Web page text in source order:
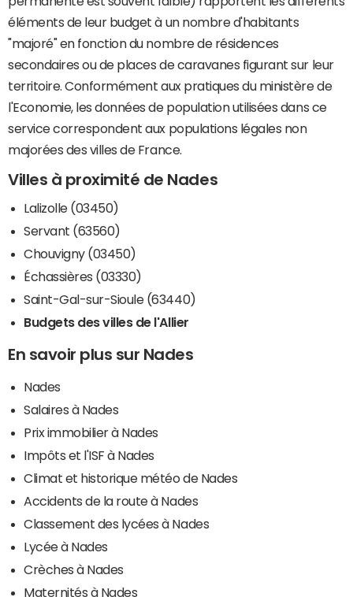
éléments de leur budget à un nombre d'habitants
"majoré" en fonction du nombre de résidences
secondaires ou de places de caravanes figurant sur leur
territoire. Conformément aux pratiques du ministère de
l'Economie, les données de population utilisées dans ce
service correspondent aux populations légales non
majorées des villes de France.
Villes à proximité de Nades
Lalizolle (03450)
Servant (63560)
Chouvigny (03450)
Échassières (03330)
Saint-Gal-sur-Sioule (63440)
Budgets des villes de l'Allier
En savoir plus sur Nades
Nades
Salaires à Nades
Prix immobilier à Nades
Impôts et l'ISF à Nades
Climat et historique météo de Nades
Accidents de la route à Nades
Classement des lycées à Nades
Lycée à Nades
Crèches à Nades
Maternités à Nades